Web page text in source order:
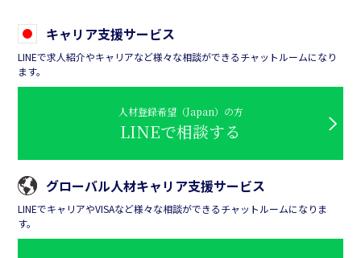
キャリア支援サービス
LINEで求人紹介やキャリアなど様々な相談ができるチャットルームになり
ます。
人材登録希望（Japan）の方
LINEで相談する
グローバル人材キャリア支援サービス
LINEでキャリアやVISAなど様々な相談ができるチャットルームになりま
す。